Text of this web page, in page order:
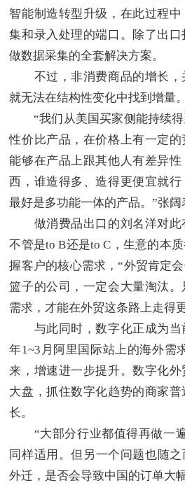
智能制造转型升级，在此过程
集和录入处理的端口。除了出
做数据采集的全套解决方案。
不过，非消费商品的增长，
就无法在结构性变化中找到增量。
“我们从美国买家侧能持续得
性价比产品，在价格上有一定
能够在产品上跟其他人有差异
西，谁造得多、造得更便宜就行
最好是多功能一体的产品。”张阔
做消费品出口的刘名洋对此
不管是to B还是to C，生意的本
握客户的核心需求，“外贸肯定
篮子的公司，一定会大量淘汰
需求，才能在外贸这条路上走得
与此同时，数字化正成为当
年1~3月阿里国际站上的海外需
来，增速进一步提升。数字化
大盘，抓住数字化趋势的商家
长。
“大部分行业都值得再做一遍
同样适用。但另一个问题也随
外迁，是否会导致中国的订单大